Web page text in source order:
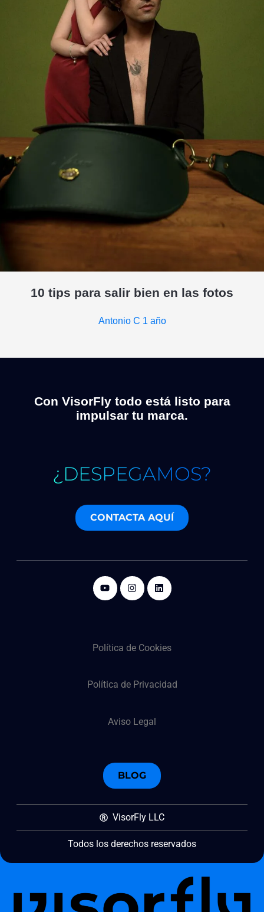
10 tips para salir bien en las fotos
Antonio C 1 año
Con VisorFly todo está listo para
impulsar tu marca.
¿DESPEGAMOS?
CONTACTA AQUÍ
Política de Cookies
Política de Privacidad
Aviso Legal
BLOG
VisorFly LLC
Todos los derechos reservados